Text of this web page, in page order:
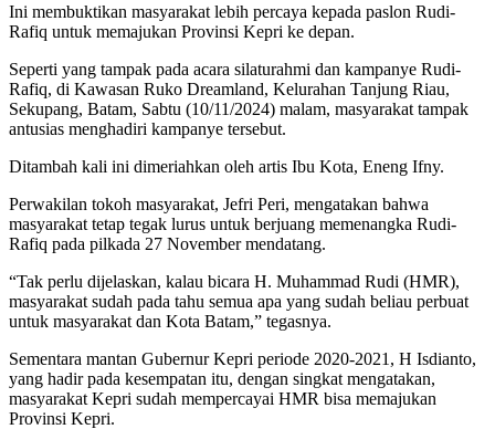
Ini membuktikan masyarakat lebih percaya kepada paslon Rudi-
Rafiq untuk memajukan Provinsi Kepri ke depan.
Seperti yang tampak pada acara silaturahmi dan kampanye Rudi-
Rafiq, di Kawasan Ruko Dreamland, Kelurahan Tanjung Riau,
Sekupang, Batam, Sabtu (10/11/2024) malam, masyarakat tampak
antusias menghadiri kampanye tersebut.
Ditambah kali ini dimeriahkan oleh artis Ibu Kota, Eneng Ifny.
Perwakilan tokoh masyarakat, Jefri Peri, mengatakan bahwa
masyarakat tetap tegak lurus untuk berjuang memenangka Rudi-
Rafiq pada pilkada 27 November mendatang.
“Tak perlu dijelaskan, kalau bicara H. Muhammad Rudi (HMR),
masyarakat sudah pada tahu semua apa yang sudah beliau perbuat
untuk masyarakat dan Kota Batam,” tegasnya.
Sementara mantan Gubernur Kepri periode 2020-2021, H Isdianto,
yang hadir pada kesempatan itu, dengan singkat mengatakan,
masyarakat Kepri sudah mempercayai HMR bisa memajukan
Provinsi Kepri.